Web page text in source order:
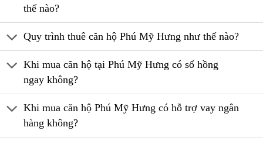
thế nào?
Quy trình thuê căn hộ Phú Mỹ Hưng như thế nào?
Khi mua căn hộ tại Phú Mỹ Hưng có sổ hồng
ngay không?
Khi mua căn hộ Phú Mỹ Hưng có hỗ trợ vay ngân
hàng không?